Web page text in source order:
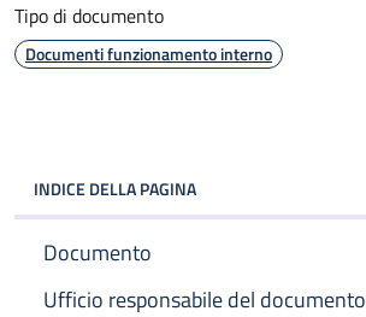
Tipo di documento
Documenti funzionamento interno
INDICE DELLA PAGINA
Documento
Ufficio responsabile del documento